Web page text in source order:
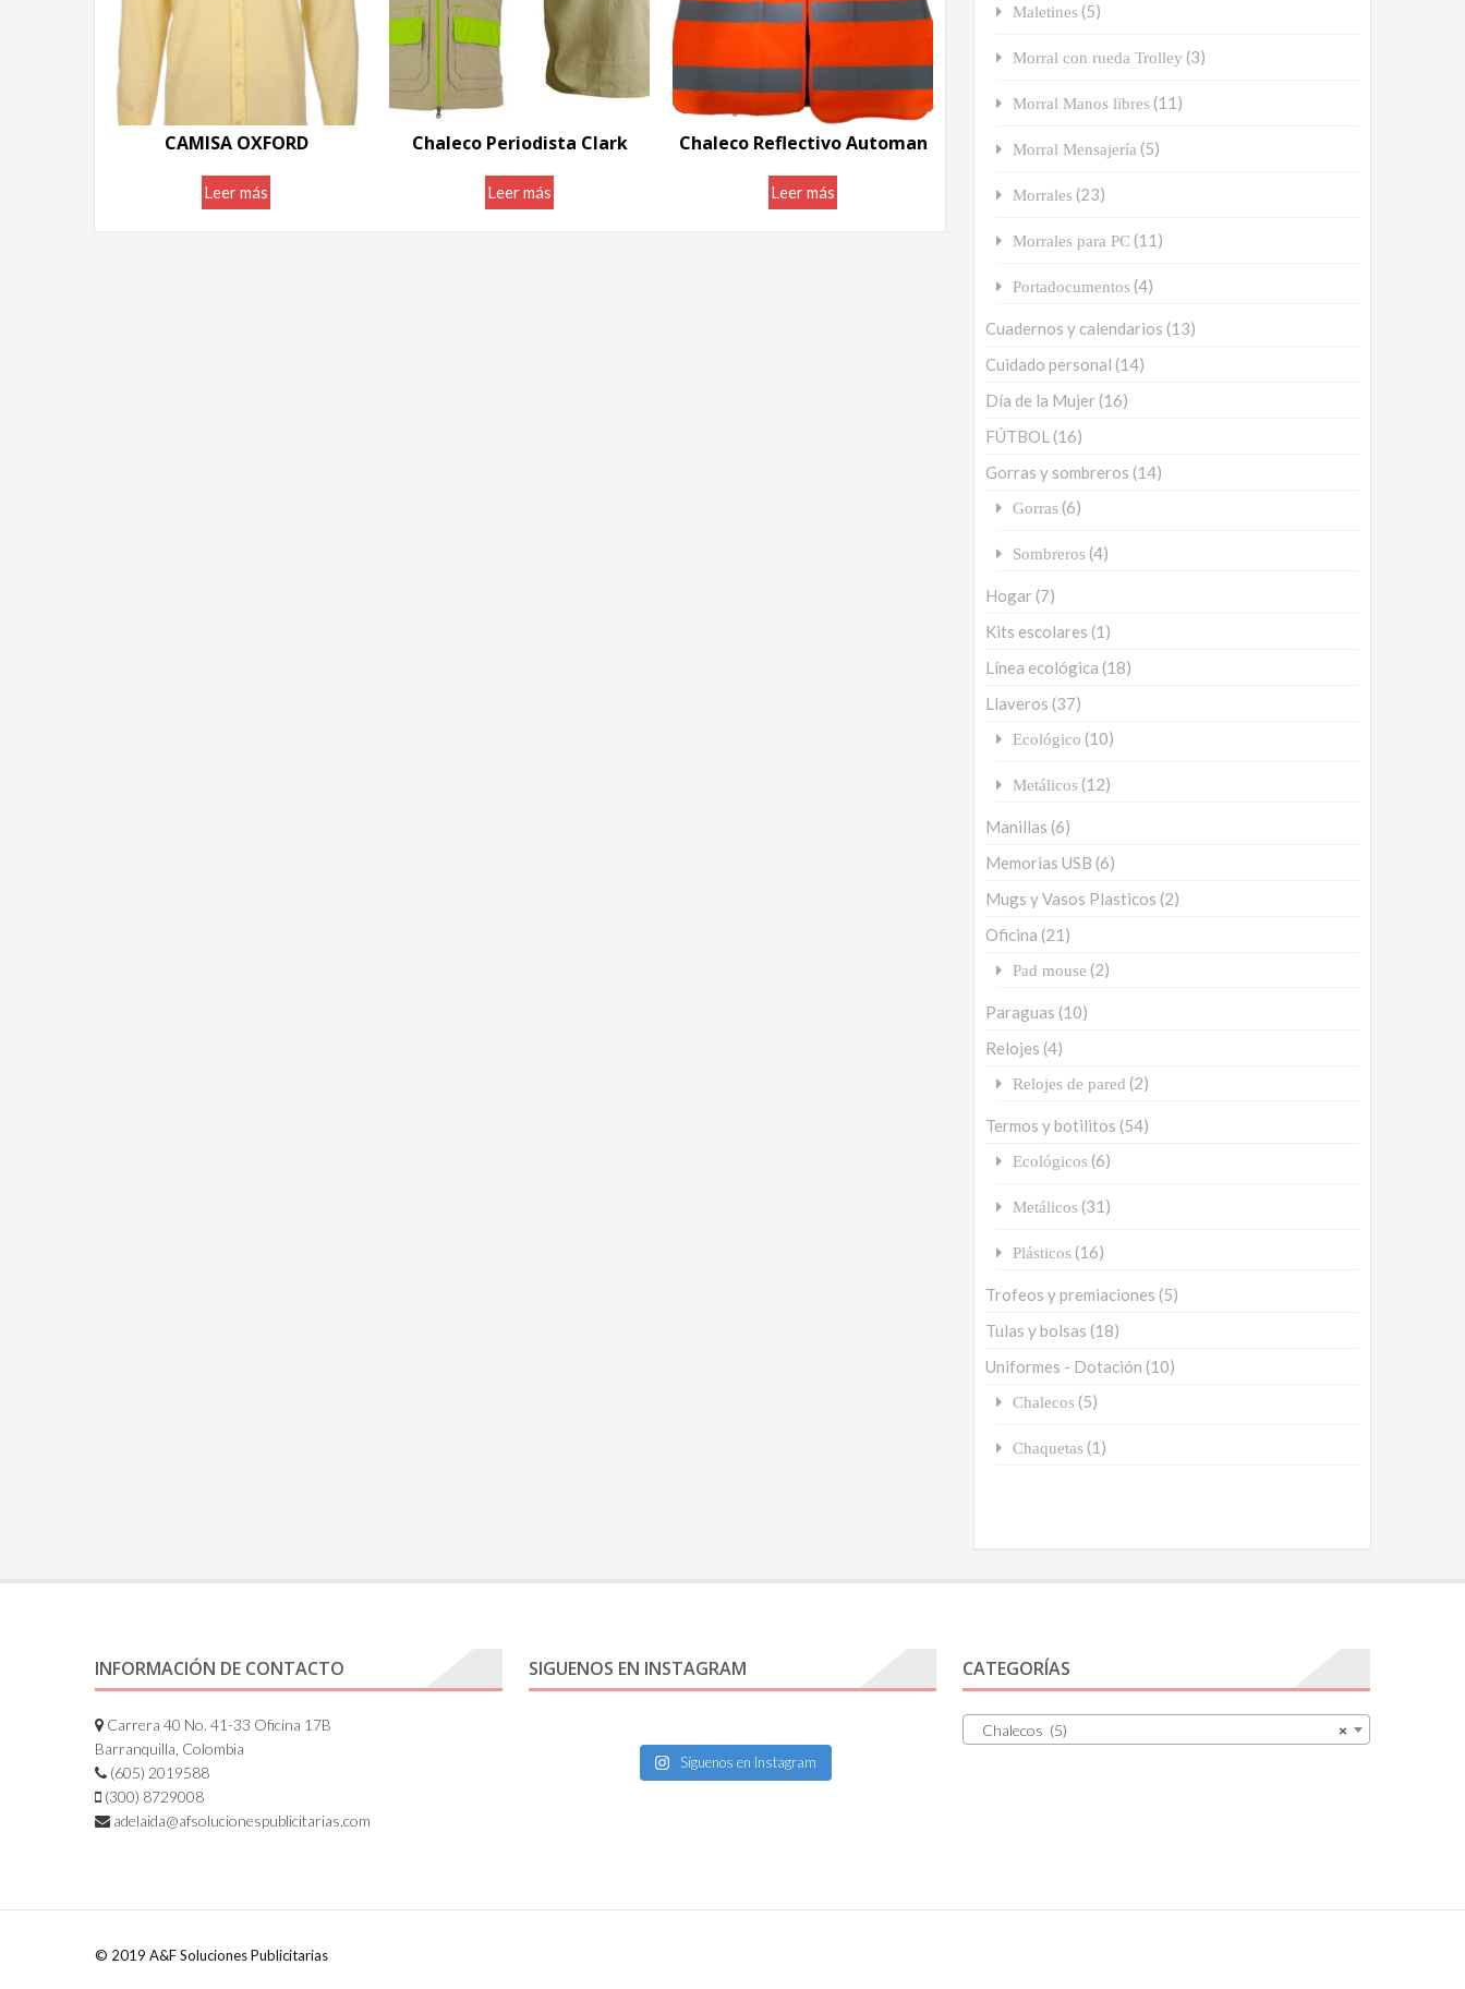
CAMISA OXFORD
Leer más
Chaleco Periodista Clark
Leer más
Chaleco Reflectivo Automan
Leer más
Maletines (5)
Morral con rueda Trolley (3)
Morral Manos libres (11)
Morral Mensajería (5)
Morrales (23)
Morrales para PC (11)
Portadocumentos (4)
Cuadernos y calendarios (13)
Cuidado personal (14)
Día de la Mujer (16)
FÚTBOL (16)
Gorras y sombreros (14)
Gorras (6)
Sombreros (4)
Hogar (7)
Kits escolares (1)
Línea ecológica (18)
Llaveros (37)
Ecológico (10)
Metálicos (12)
Manillas (6)
Memorias USB (6)
Mugs y Vasos Plasticos (2)
Oficina (21)
Pad mouse (2)
Paraguas (10)
Relojes (4)
Relojes de pared (2)
Termos y botilitos (54)
Ecológicos (6)
Metálicos (31)
Plásticos (16)
Trofeos y premiaciones (5)
Tulas y bolsas (18)
Uniformes - Dotación (10)
Chalecos (5)
Chaquetas (1)
INFORMACIÓN DE CONTACTO
Carrera 40 No. 41-33 Oficina 17B
Barranquilla, Colombia
(605) 2019588
(300) 8729008
adelaida@afsolucionespublicitarias.com
SIGUENOS EN INSTAGRAM
Síguenos en Instagram
CATEGORÍAS
×
Chalecos (5)
© 2019 A&F Soluciones Publicitarias